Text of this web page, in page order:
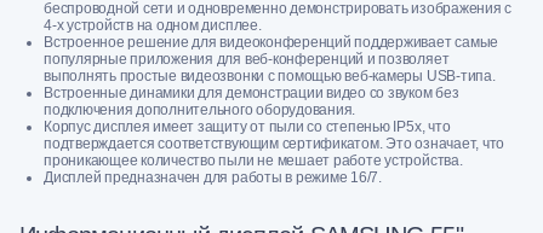
беспроводной сети и одновременно демонстрировать изображения с
4-х устройств на одном дисплее.
Встроенное решение для видеоконференций поддерживает самые
популярные приложения для веб-конференций и позволяет
выполнять простые видеозвонки с помощью веб-камеры USB-типа.
Встроенные динамики для демонстрации видео со звуком без
подключения дополнительного оборудования.
Корпус дисплея имеет защиту от пыли со степенью IP5x, что
подтверждается соответствующим сертификатом. Это означает, что
проникающее количество пыли не мешает работе устройства.
Дисплей предназначен для работы в режиме 16/7.